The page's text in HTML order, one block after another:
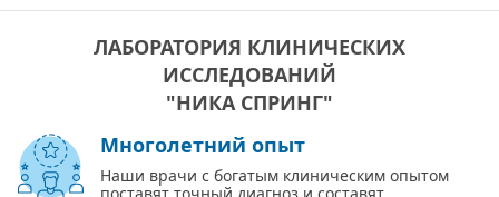
ЛАБОРАТОРИЯ КЛИНИЧЕСКИХ
ИССЛЕДОВАНИЙ
"НИКА СПРИНГ"
Многолетний опыт
Наши врачи с богатым клиническим опытом